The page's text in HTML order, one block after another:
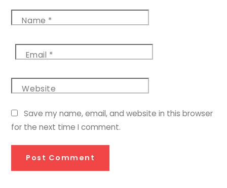
Name *
Email *
Website
Save my name, email, and website in this browser
for the next time I comment.